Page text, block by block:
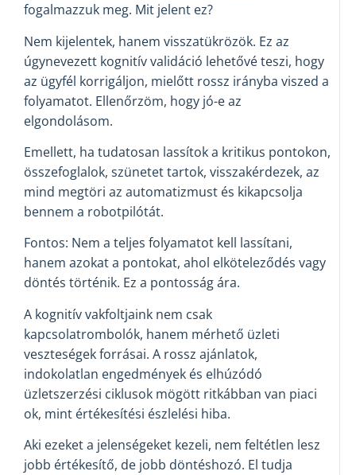
fogalmazzuk meg. Mit jelent ez?
Nem kijelentek, hanem visszatükrözök. Ez az
úgynevezett kognitív validáció lehetővé teszi, hogy
az ügyfél korrigáljon, mielőtt rossz irányba viszed a
folyamatot. Ellenőrzöm, hogy jó-e az
elgondolásom.
Emellett, ha tudatosan lassítok a kritikus pontokon,
összefoglalok, szünetet tartok, visszakérdezek, az
mind megtöri az automatizmust és kikapcsolja
bennem a robotpilótát.
Fontos: Nem a teljes folyamatot kell lassítani,
hanem azokat a pontokat, ahol elköteleződés vagy
döntés történik. Ez a pontosság ára.
A kognitív vakfoltjaink nem csak
kapcsolatrombolók, hanem mérhető üzleti
veszteségek forrásai. A rossz ajánlatok,
indokolatlan engedmények és elhúzódó
üzletszerzési ciklusok mögött ritkábban van piaci
ok, mint értékesítési észlelési hiba.
Aki ezeket a jelenségeket kezeli, nem feltétlen lesz
jobb értékesítő, de jobb döntéshozó. El tudja